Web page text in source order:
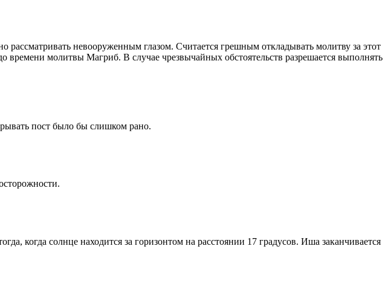
рассматривать невооруженным глазом. Считается грешным откладывать молитву за этот
времени молитвы Магриб. В случае чрезвычайных обстоятельств разрешается выполнять
пост было бы слишком рано.
когда солнце находится за горизонтом на расстоянии 17 градусов. Иша заканчивается